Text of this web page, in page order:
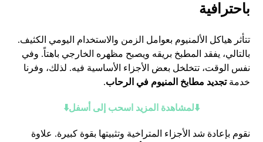
باحترافية
تتأثر هياكل الألمنيوم بعوامل الزمن والاستخدام اليومي الكثيف.
بالتالي، يفقد المطبخ بريقه ويصبح مظهره الخارجي باهتاً. وفي
نفس الوقت، تتخلخل بعض الأجزاء الأساسية فيه. لذلك، وفرنا
خدمةتجديد مطابخ المنيوم في الرحاب.
⬇️لمشاهدة المزيد اسحب إلى أسفل⬇️
نقوم بإعادة شد الأجزاء المتراخية وتثبيتها بقوة كبيرة. علاوة